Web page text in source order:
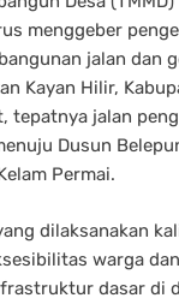
menggeber
jalan dan
Kayan Hilir,
tepatnya jalan
Dusun
Permai.
dilaksanakan
warga
dasar di